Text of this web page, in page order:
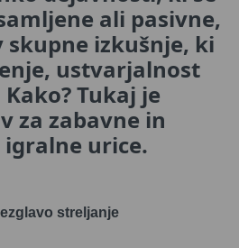
ali pasivne,
skupne izkušnje, ki
ustvarjalnost
Tukaj je
za zabavne in
urice.
streljanje